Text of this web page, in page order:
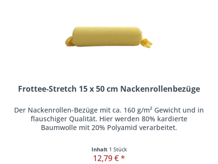
Frottee-Stretch 15 x 50 cm Nackenrollenbezüge
Der Nackenrollen-Bezüge mit ca. 160 g/m² Gewicht und in
flauschiger Qualität. Hier werden 80% kardierte
Baumwolle mit 20% Polyamid verarbeitet.
Inhalt 1 Stück
12,79 € *